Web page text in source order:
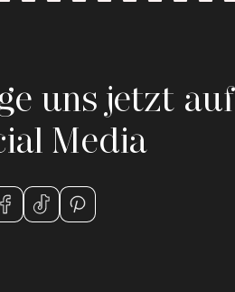
uns jetzt auf
Media